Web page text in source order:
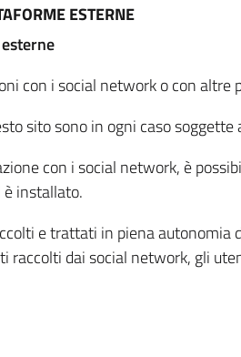
ESTERNE
con i social network o con
sito sono in ogni caso
con i social network, è
installato.
e trattati in piena
raccolti dai social network, gli